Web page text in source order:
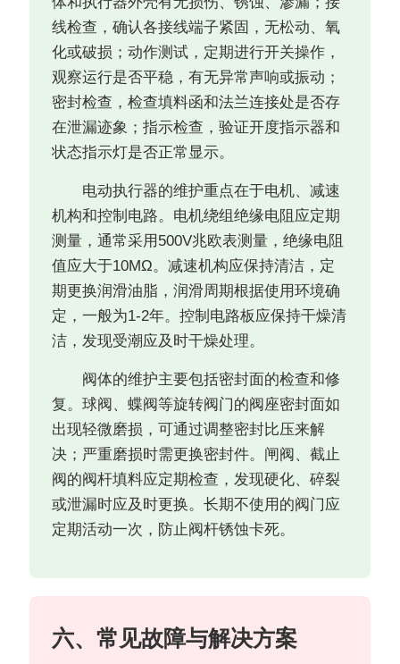
线检查，确认各接线端子紧固，无松动、氧
化或破损；动作测试，定期进行开关操作，
观察运行是否平稳，有无异常声响或振动；
密封检查，检查填料函和法兰连接处是否存
在泄漏迹象；指示检查，验证开度指示器和
状态指示灯是否正常显示。
电动执行器的维护重点在于电机、减速
机构和控制电路。电机绕组绝缘电阻应定期
测量，通常采用500V兆欧表测量，绝缘电阻
值应大于10MΩ。减速机构应保持清洁，定
期更换润滑油脂，润滑周期根据使用环境确
定，一般为1-2年。控制电路板应保持干燥清
洁，发现受潮应及时干燥处理。
阀体的维护主要包括密封面的检查和修
复。球阀、蝶阀等旋转阀门的阀座密封面如
出现轻微磨损，可通过调整密封比压来解
决；严重磨损时需更换密封件。闸阀、截止
阀的阀杆填料应定期检查，发现硬化、碎裂
或泄漏时应及时更换。长期不使用的阀门应
定期活动一次，防止阀杆锈蚀卡死。
六、常见故障与解决方案